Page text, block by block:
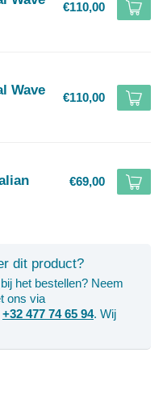
€110,00
Wave
€110,00
€69,00
dit product?
het bestellen? Neem
ons via
+32 477 74 65 94. Wij